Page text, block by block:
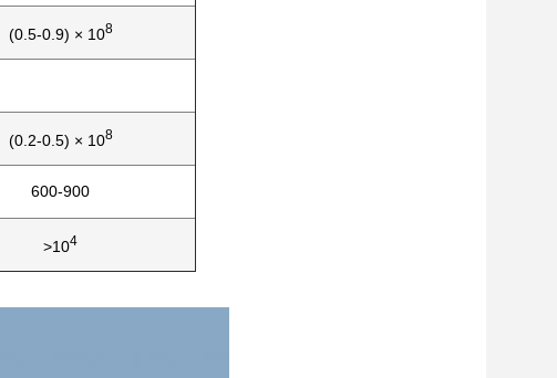
(0.5-0.9) × 108
(0.2-0.5) × 108
600-900
>104